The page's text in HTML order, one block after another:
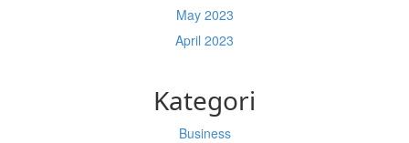
May 2023
April 2023
Kategori
Business